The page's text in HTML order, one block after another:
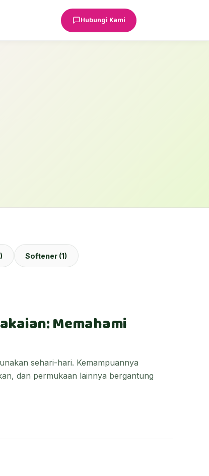
Hubungi Kami
Softener (1)
Memahami
sehari-hari. Kemampuannya
dan permukaan lainnya bergantung